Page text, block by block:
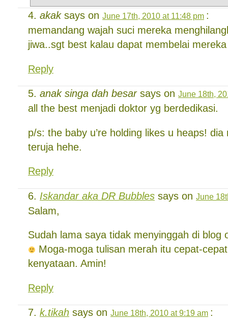
akaksays on June 17th, 2010 at 11:48 pm :
memandang wajah suci mereka
jiwa..sgt best kalau dapat membelai
Reply
anak singa dah besarsays on June 18th,
all the best menjadi doktor yg berdedikasi.
p/s: the baby u’re holding likes u heaps!
teruja hehe.
Reply
Iskandar aka DR Bubbles says on June
Salam,
Sudah lama saya tidak menyinggah di blog
Moga-moga tulisan merah itu cepat-
kenyataan. Amin!
Reply
k.tikah says on June 18th, 2010 at 9:19 am :